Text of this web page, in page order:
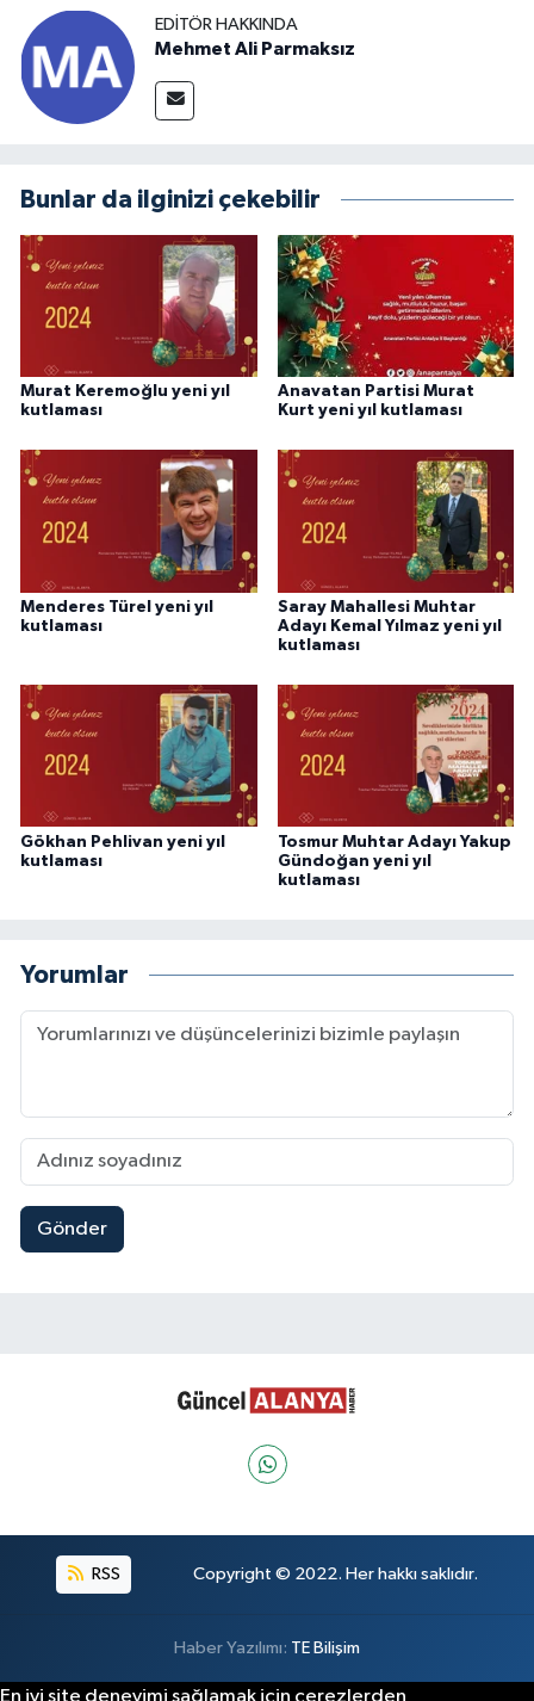
EDITÖR HAKKINDA
Mehmet Ali Parmaksız
Bunlar da ilginizi çekebilir
Murat Keremoğlu yeni yıl
kutlaması
Anavatan Partisi Murat
Kurt yeni yıl kutlaması
Menderes Türel yeni yıl
kutlaması
Saray Mahallesi Muhtar
Adayı Kemal Yılmaz yeni yıl
kutlaması
Gökhan Pehlivan yeni yıl
kutlaması
Tosmur Muhtar Adayı Yakup
Gündoğan yeni yıl
kutlaması
Yorumlar
Gönder
RSS Copyright © 2022. Her hakkı saklıdır.
Haber Yazılımı: TE Bilişim